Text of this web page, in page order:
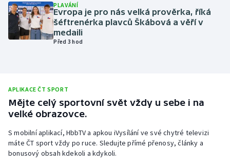
Plavání
Plážový volejbal
Rychlobruslení
Rychlostní kanoistika
Short track
PLAVÁNÍ
Evropa je pro nás velká prověrka, říká
šéftrenérka plavců Škábová a věří v
medaili
Před 3 hod
APLIKACE ČT SPORT
Mějte celý sportovní svět vždy u sebe i na
velké obrazovce.
S mobilní aplikací, HbbTV a apkou iVysílání ve své chytré televizi
máte ČT sport vždy po ruce. Sledujte přímé přenosy, články a
bonusový obsah kdekoli a kdykoli.